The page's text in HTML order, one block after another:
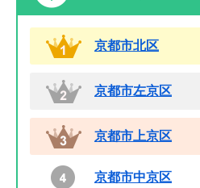
京都市北区
京都市左京区
京都市上京区
京都市中京区